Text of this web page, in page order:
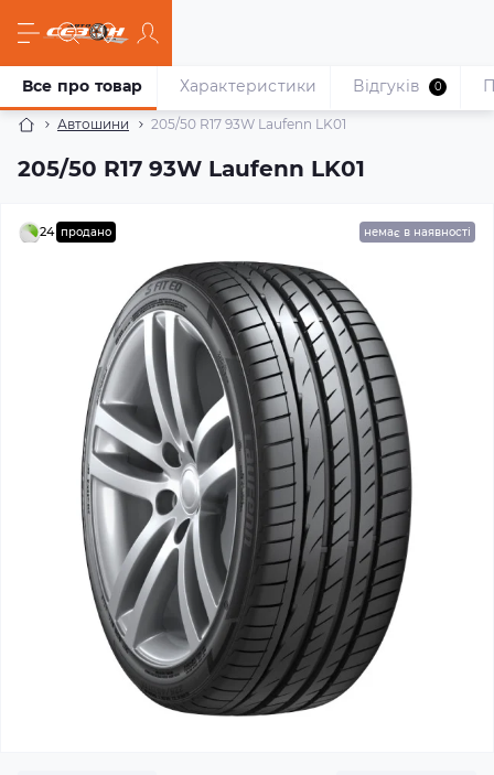
Автошини 205/50 R17 93W Laufenn LK01
205/50 R17 93W Laufenn LK01
Все про товар Характеристики Відгуків 0
24 продано немає в наявності